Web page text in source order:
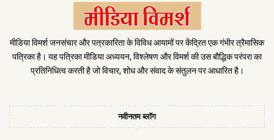
मीडिया विमर्श जनसंचार और पत्रकारिता के विविध आयामों पर केंद्रित एक गंभीर त्रैमासिक
पत्रिका है। यह पत्रिका मीडिया अध्ययन, विश्लेषण और विमर्श की उस बौद्धिक परंपरा का
प्रतिनिधित्व करती है जो विचार, शोध और संवाद के संतुलन पर आधारित है।
नवीनतम ब्लॉग